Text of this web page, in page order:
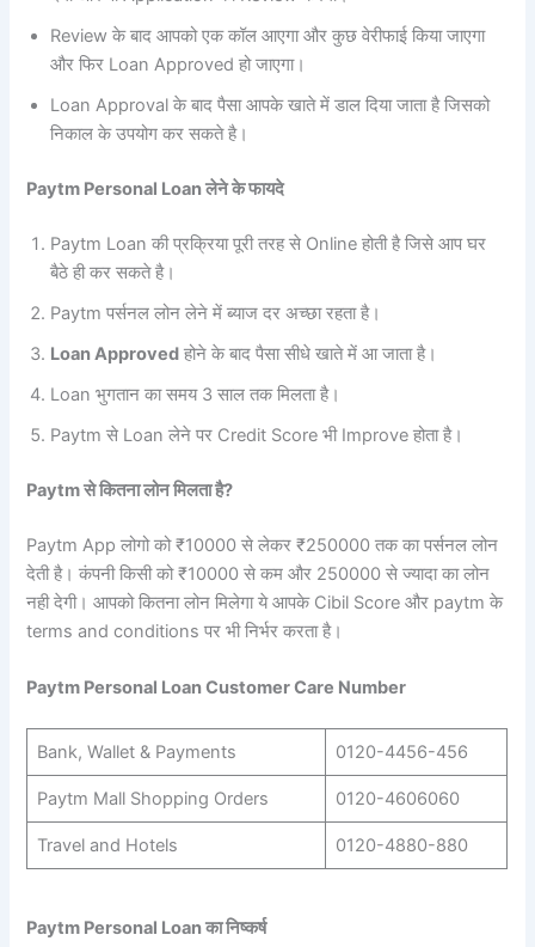
Review के बाद आपको एक कॉल आएगा और कुछ वेरीफाई किया जाएगा
और फिर Loan Approved हो जाएगा।
Loan Approval के बाद पैसा आपके खाते में डाल दिया जाता है जिसको
निकाल के उपयोग कर सकते है।
Paytm Personal Loan लेने के फायदे
Paytm Loan की प्रक्रिया पूरी तरह से Online होती है जिसे आप घर
बैठे ही कर सकते है।
Paytm पर्सनल लोन लेने में ब्याज दर अच्छा रहता है।
Loan Approved होने के बाद पैसा सीधे खाते में आ जाता है।
Loan भुगतान का समय 3 साल तक मिलता है।
Paytm से Loan लेने पर Credit Score भी Improve होता है।
Paytm से कितना लोन मिलता है?
Paytm App लोगो को ₹10000 से लेकर ₹250000 तक का पर्सनल लोन
देती है। कंपनी किसी को ₹10000 से कम और 250000 से ज्यादा का लोन
नही देगी। आपको कितना लोन मिलेगा ये आपके Cibil Score और paytm के
terms and conditions पर भी निर्भर करता है।
Paytm Personal Loan Customer Care Number
Bank, Wallet & Payments 0120-4456-456
Paytm Mall Shopping Orders 0120-4606060
Travel and Hotels 0120-4880-880
Paytm Personal Loan का निष्कर्ष